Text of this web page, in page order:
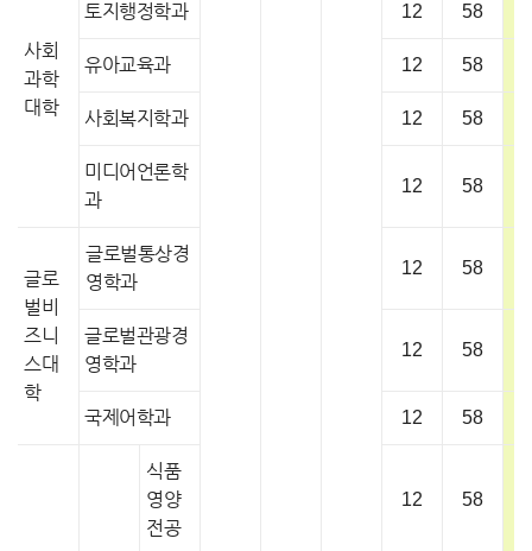
사회
과학
대학
토지행정학과 12 58
유아교육과 12 58
사회복지학과 12 58
미디어언론학
과
12 58
글로
벌비
즈니
스대
학
글로벌통상경
영학과
12 58
글로벌관광경
영학과
12 58
국제어학과 12 58
식품
영양
전공
12 58